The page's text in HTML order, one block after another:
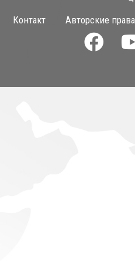
Контакт Авторские права